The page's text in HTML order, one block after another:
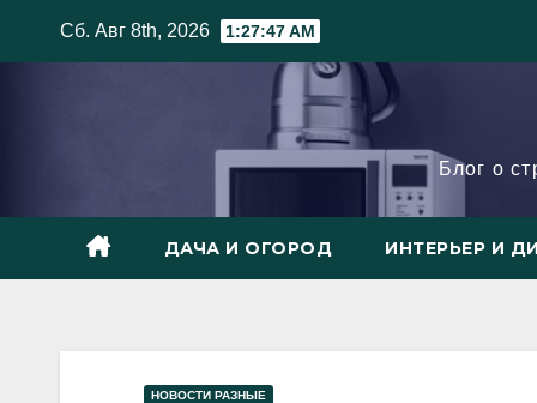
Сб. Авг 8th, 2026 1:27:48 AM
Блог о
ДАЧА И ОГОРОД ИНТЕРЬЕР И
НОВОСТИ РАЗНЫЕ